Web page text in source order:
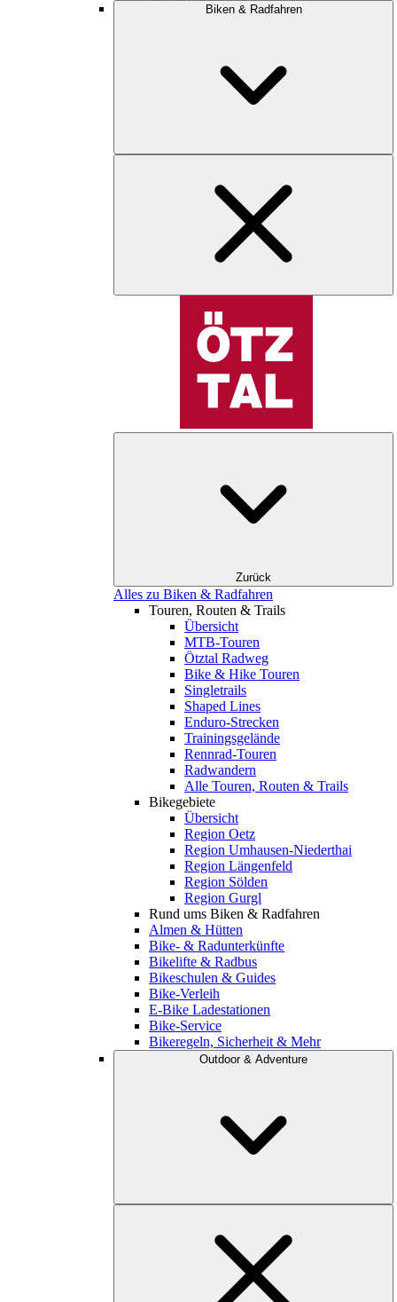
Biken & Radfahren
Zurück
Alles zu Biken & Radfahren
Touren, Routen & Trails
Übersicht
MTB-Touren
Ötztal Radweg
Bike & Hike Touren
Singletrails
Shaped Lines
Enduro-Strecken
Trainingsgelände
Rennrad-Touren
Radwandern
Alle Touren, Routen & Trails
Bikegebiete
Übersicht
Region Oetz
Region Umhausen-Niederthai
Region Längenfeld
Region Sölden
Region Gurgl
Rund ums Biken & Radfahren
Almen & Hütten
Bike- & Radunterkünfte
Bikelifte & Radbus
Bikeschulen & Guides
Bike-Verleih
E-Bike Ladestationen
Bike-Service
Bikeregeln, Sicherheit & Mehr
Outdoor & Adventure